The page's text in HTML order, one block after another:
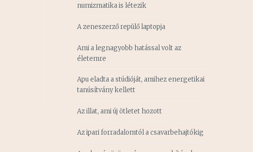
numizmatika is létezik
A zeneszerző repülő laptopja
Ami a legnagyobb hatással volt az
életemre
Apu eladta a stúdióját, amihez energetikai
tanúsítvány kellett
Az illat, ami új ötletet hozott
Az ipari forradalomtól a csavarbehajtókig